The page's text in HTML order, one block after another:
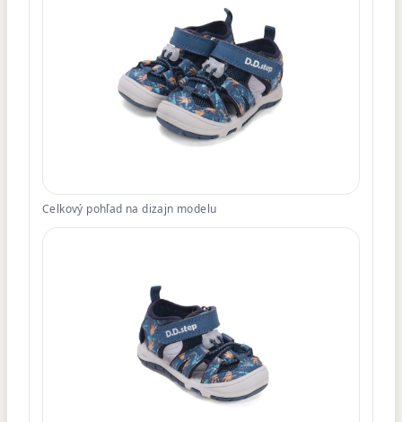
Celkový pohľad na dizajn modelu